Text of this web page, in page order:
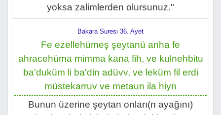
yoksa zalimlerden olursunuz."
Bakara Suresi 36. Ayet
Fe ezellehümeş şeytanü anha fe
ahracehüma mimma kana fih, ve kulnehbitu
ba'duküm li ba'din adüvv, ve leküm fil erdi
müstekarruv ve metaun ila hiyn
Bunun üzerine şeytan onları(n ayağını)